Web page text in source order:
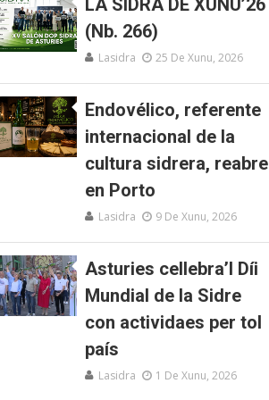
LA SIDRA DE XUNU’26
(Nb. 266)
Lasidra 25 De Xunu, 2026
Endovélico, referente
internacional de la
cultura sidrera, reabre
en Porto
Lasidra 9 De Xunu, 2026
Asturies cellebra’l Díi
Mundial de la Sidre
con actividaes per tol
país
Lasidra 1 De Xunu, 2026